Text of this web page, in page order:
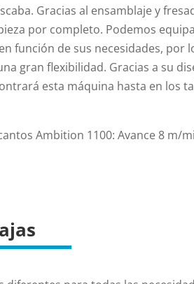
Gracias al ensamblaje y
por completo. Podemos
función de sus necesidades, por
gran flexibilidad. Gracias a su
esta máquina hasta en los
Ambition 1100: Avance 8 m/